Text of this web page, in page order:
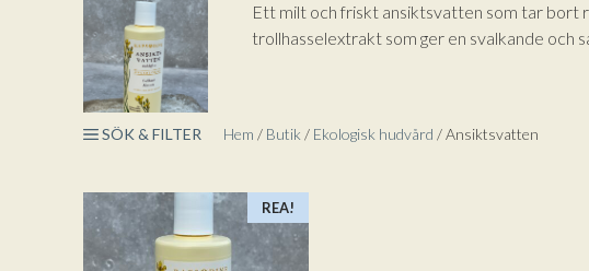
Ett milt och friskt ansiktsvatten som tar bort
trollhasselextrakt som ger en svalkande och
SÖK & FILTER Hem / Butik / Ekologisk hudvård / Ansiktsvatten
REA!